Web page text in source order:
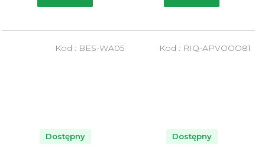
Dostępny
Kod : BES-WA05
Dostępny
Kod : RIQ-APVOOO81